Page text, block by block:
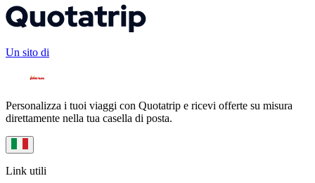
Un sito di
Personalizza i tuoi viaggi con Quotatrip e ricevi offerte su misura
direttamente nella tua casella di posta.
Link utili